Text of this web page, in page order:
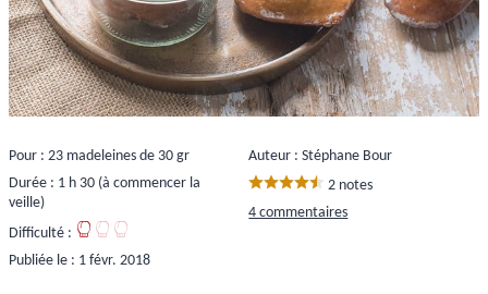
Pour : 23 madeleines de 30 gr
Durée : 1 h 30 (à commencer la
veille)
Difficulté :
Publiée le : 1 févr. 2018
Auteur : Stéphane Bour
2 notes
4 commentaires